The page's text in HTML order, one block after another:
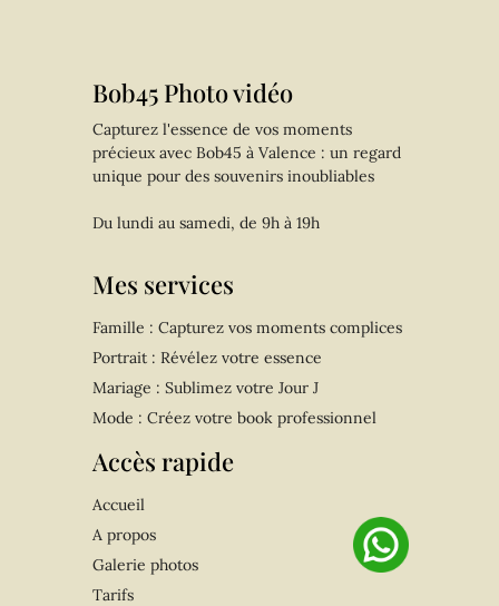
Bob45 Photo vidéo
Capturez l'essence de vos moments
précieux avec Bob45 à Valence : un regard
unique pour des souvenirs inoubliables
Du lundi au samedi, de 9h à 19h
Mes services
Famille : Capturez vos moments complices
Portrait : Révélez votre essence
Mariage : Sublimez votre Jour J
Mode : Créez votre book professionnel
Accès rapide
Accueil
A propos
Galerie photos
Tarifs